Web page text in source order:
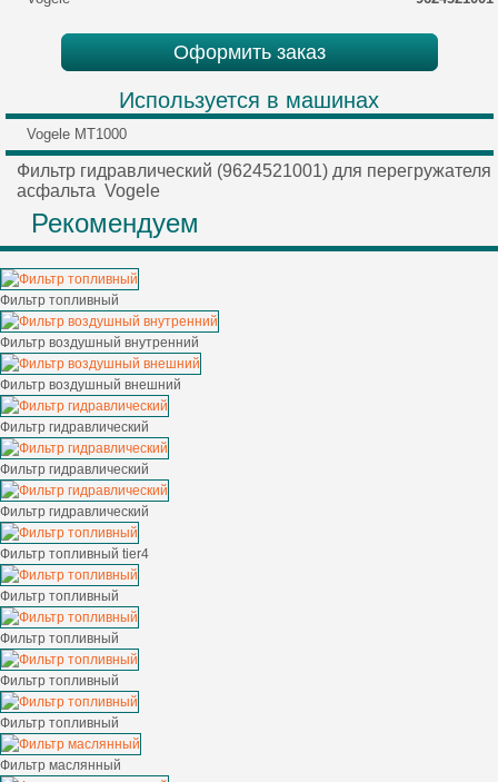
Оформить заказ
Используется в машинах
Vogele MT1000
Фильтр гидравлический (9624521001) для перегружателя
асфальта Vogele
Рекомендуем
Фильтр топливный
Фильтр воздушный внутренний
Фильтр воздушный внешний
Фильтр гидравлический
Фильтр гидравлический
Фильтр гидравлический
Фильтр топливный tier4
Фильтр топливный
Фильтр топливный
Фильтр топливный
Фильтр топливный
Фильтр маслянный